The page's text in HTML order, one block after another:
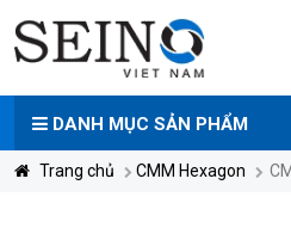
DANH MỤC SẢN PHẨM
Trang chủ CMM Hexagon